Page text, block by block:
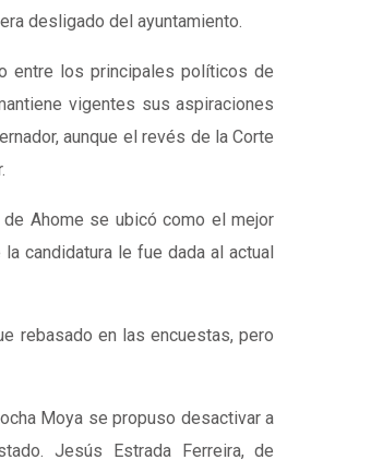
desligado del ayuntamiento.
entre los principales políticos de
vigentes sus aspiraciones
aunque el revés de la Corte
Ahome se ubicó como el mejor
candidatura le fue dada al actual
rebasado en las encuestas, pero
Moya se propuso desactivar a
Jesús Estrada Ferreira, de